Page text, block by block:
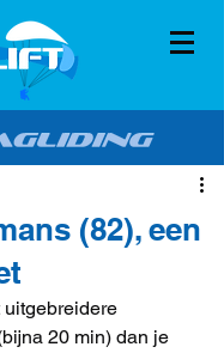
(82), een
uitgebreidere
20 min) dan je